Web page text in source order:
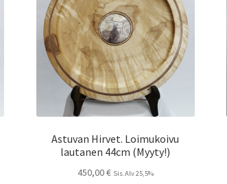
Astuvan Hirvet. Loimukoivu
lautanen 44cm (Myyty!)
450,00€ Sis.Alv 25,5%